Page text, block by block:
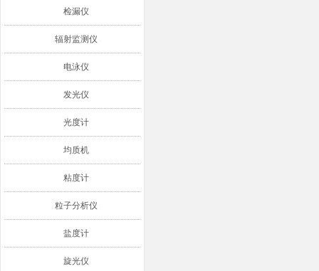
检漏仪
辐射监测仪
电泳仪
发光仪
光度计
均质机
粘度计
粒子分析仪
盐度计
旋光仪